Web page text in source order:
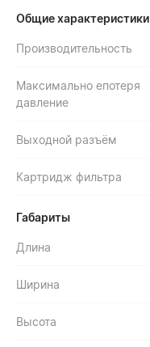
Общие характеристики
Производительность
Максимально епотеря
давление
Выходной разъём
Картридж фильтра
Габариты
Длина
Ширина
Высота